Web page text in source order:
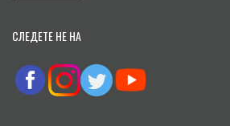
СЛЕДЕТЕ НЕ НА